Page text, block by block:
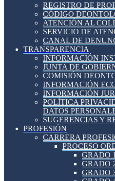
REGISTRO DE
CÓDIGO
ATENCIÓN AL
SERVICIO DE
CANAL DE
TRANSPARENCIA
INFORMACIÓN
JUNTA DE
COMISIÓN
INFORMACIÓN
INFORMACIÓN
POLÍTICA
DATOS
SUGERENCIAS Y
PROFESIÓN
CARRERA
PROCESO
GRADO 1
GRADO
GRADO